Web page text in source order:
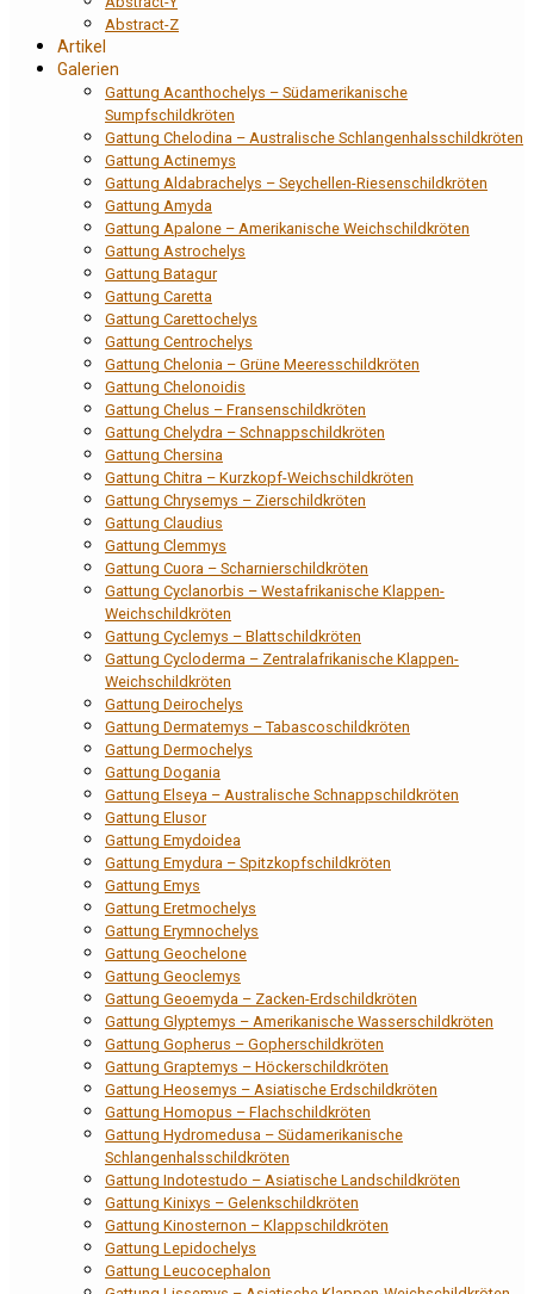
Abstract-Z
Artikel
Galerien
Gattung Acanthochelys – Südamerikanische
Sumpfschildkröten
Gattung Chelodina – Australische Schlangenhalsschildkröten
Gattung Actinemys
Gattung Aldabrachelys – Seychellen-Riesenschildkröten
Gattung Amyda
Gattung Apalone – Amerikanische Weichschildkröten
Gattung Astrochelys
Gattung Batagur
Gattung Caretta
Gattung Carettochelys
Gattung Centrochelys
Gattung Chelonia – Grüne Meeresschildkröten
Gattung Chelonoidis
Gattung Chelus – Fransenschildkröten
Gattung Chelydra – Schnappschildkröten
Gattung Chersina
Gattung Chitra – Kurzkopf-Weichschildkröten
Gattung Chrysemys – Zierschildkröten
Gattung Claudius
Gattung Clemmys
Gattung Cuora – Scharnierschildkröten
Gattung Cyclanorbis – Westafrikanische Klappen-
Weichschildkröten
Gattung Cyclemys – Blattschildkröten
Gattung Cycloderma – Zentralafrikanische Klappen-
Weichschildkröten
Gattung Deirochelys
Gattung Dermatemys – Tabascoschildkröten
Gattung Dermochelys
Gattung Dogania
Gattung Elseya – Australische Schnappschildkröten
Gattung Elusor
Gattung Emydoidea
Gattung Emydura – Spitzkopfschildkröten
Gattung Emys
Gattung Eretmochelys
Gattung Erymnochelys
Gattung Geochelone
Gattung Geoclemys
Gattung Geoemyda – Zacken-Erdschildkröten
Gattung Glyptemys – Amerikanische Wasserschildkröten
Gattung Gopherus – Gopherschildkröten
Gattung Graptemys – Höckerschildkröten
Gattung Heosemys – Asiatische Erdschildkröten
Gattung Homopus – Flachschildkröten
Gattung Hydromedusa – Südamerikanische
Schlangenhalsschildkröten
Gattung Indotestudo – Asiatische Landschildkröten
Gattung Kinixys – Gelenkschildkröten
Gattung Kinosternon – Klappschildkröten
Gattung Lepidochelys
Gattung Leucocephalon